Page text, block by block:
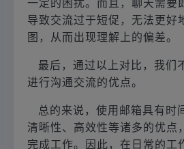
导致交流过于短促，无法更好
图，从而出现理解上的偏差。
最后，通过以上对比，我们
进行沟通交流的优点。
总的来说，使用邮箱具有时
清晰性、高效性等诸多的优点
完成工作。因此，在日常的工